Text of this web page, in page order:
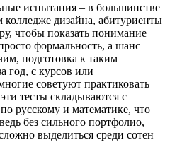
испытания – в большинстве
дизайна, абитуриенты
чтобы показать понимание
формальность, а шанс
подготовка к таким
год, с курсов или
советуют практиковать
тесты складываются с
русскому и математике, что
без сильного портфолио,
выделиться среди сотен